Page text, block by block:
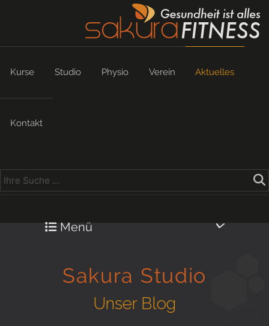
Kurse Studio Physio Verein Aktuelles
Kontakt
Menü
Gesund in Form
Sakura Studio
Unser Blog